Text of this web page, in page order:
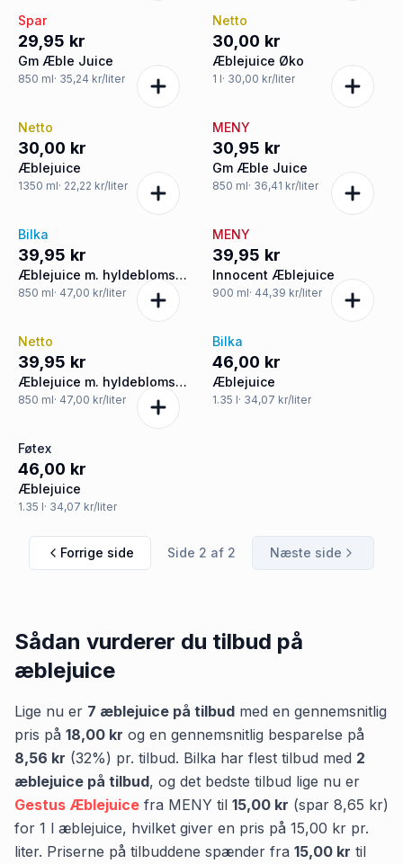
Spar
29,95 kr
Gm Æble Juice
850 ml· 35,24 kr/liter
Netto
30,00 kr
Æblejuice Øko
1 l· 30,00 kr/liter
Netto
30,00 kr
Æblejuice
1350 ml· 22,22 kr/liter
MENY
30,95 kr
Gm Æble Juice
850 ml· 36,41 kr/liter
Bilka
39,95 kr
Æblejuice m. hyldeblomst
øko
850 ml· 47,00 kr/liter
MENY
39,95 kr
Innocent Æblejuice
900 ml· 44,39 kr/liter
Netto
39,95 kr
Æblejuice m. hyldeblomst
øko
850 ml· 47,00 kr/liter
Bilka
46,00 kr
Æblejuice
1.35 l· 34,07 kr/liter
Føtex
46,00 kr
Æblejuice
1.35 l· 34,07 kr/liter
Forrige side Side 2 af 2 Næste side
Sådan vurderer du tilbud på
æblejuice
Lige nu er 7 æblejuice på tilbud med en gennemsnitlig
pris på 18,00 kr og en gennemsnitlig besparelse på
8,56 kr (32%) pr. tilbud. Bilka har flest tilbud med 2
æblejuice på tilbud, og det bedste tilbud lige nu er
Gestus Æblejuice fra MENY til 15,00 kr (spar 8,65 kr)
for 1 l æblejuice, hvilket giver en pris på 15,00 kr pr.
liter. Priserne på tilbuddene spænder fra 15,00 kr til